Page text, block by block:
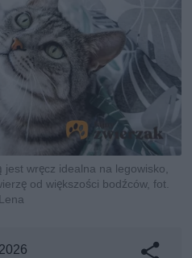
wręcz idealna na legowisko,
od większości bodźców, fot.
Lena